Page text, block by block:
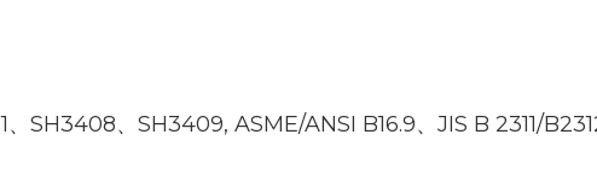
SH3408、SH3409, ASME/ANSI B16.9、JIS B 2311/